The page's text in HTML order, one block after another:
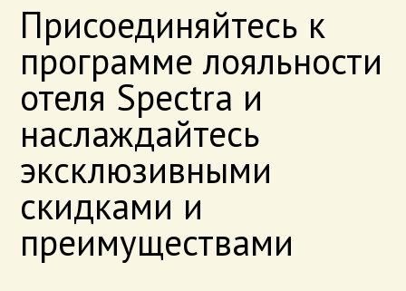
Присоединяйтесь к
программе лояльности
отеля Spectra и
наслаждайтесь
эксклюзивными
скидками и
преимуществами